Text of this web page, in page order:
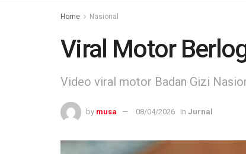
Home Nasional
Viral Motor
Video viral motor Badan Gizi
by musa 08/04/2026 in Jurnal